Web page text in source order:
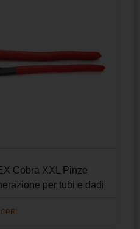
Cobra XXL Pinze
per tubi e dadi